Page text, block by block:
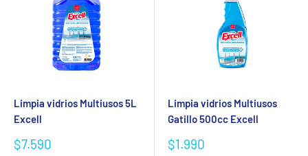
Limpia vidrios Multiusos 5L
Excell
Precio
$7.590
Limpia vidrios Multiusos
Gatillo 500cc Excell
Precio
$1.990